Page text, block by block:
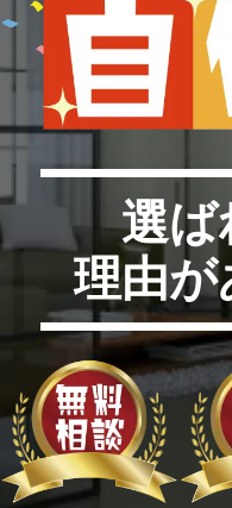
選ば
理由が